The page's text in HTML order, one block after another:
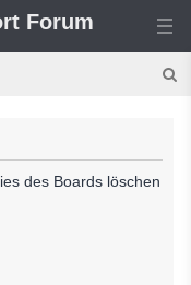
Forum
des Boards löschen